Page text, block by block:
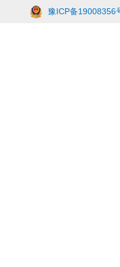
豫ICP备19008356